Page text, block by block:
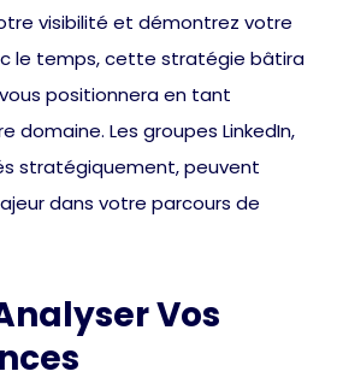
visibilité et démontrez votre
le temps, cette stratégie bâtira
positionnera en tant
domaine. Les groupes LinkedIn,
stratégiquement, peuvent
dans votre parcours de
Vos